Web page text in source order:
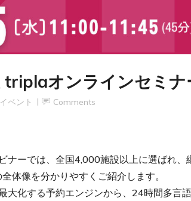
オンラインセミナ
イベント Comments
ナーでは、全国4,000施設以上に選ばれ
体像を分かりやすくご紹介します。
大化する予約エンジンから、24時間多言